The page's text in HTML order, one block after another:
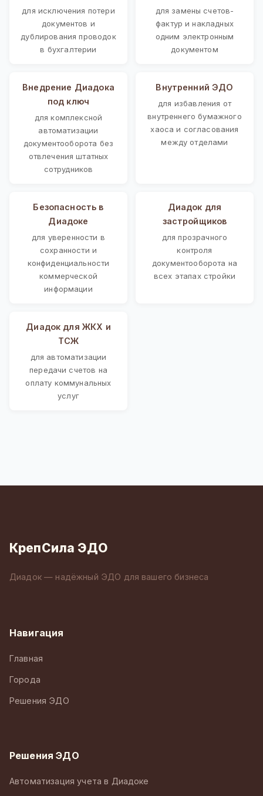
для исключения потери
документов и
дублирования проводок
в бухгалтерии
для замены счетов-
фактур и накладных
одним электронным
документом
Внедрение Диадока
под ключ
для комплексной
автоматизации
документооборота без
отвлечения штатных
сотрудников
Внутренний ЭДО
для избавления от
внутреннего бумажного
хаоса и согласования
между отделами
Безопасность в
Диадоке
для уверенности в
сохранности и
конфиденциальности
коммерческой
информации
Диадок для
застройщиков
для прозрачного
контроля
документооборота на
всех этапах стройки
Диадок для ЖКХ и
ТСЖ
для автоматизации
передачи счетов на
оплату коммунальных
услуг
КрепСила ЭДО
Диадок — надёжный ЭДО для вашего бизнеса
Навигация
Главная
Города
Решения ЭДО
Решения ЭДО
Автоматизация учета в Диадоке